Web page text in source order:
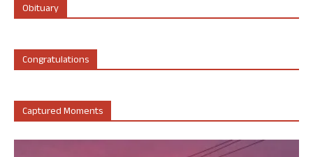
Obituary
Congratulations
Captured Moments